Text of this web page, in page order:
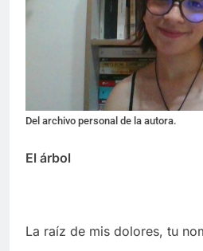
Del archivo personal de la autora.
El árbol
La raíz de mis dolores, tu